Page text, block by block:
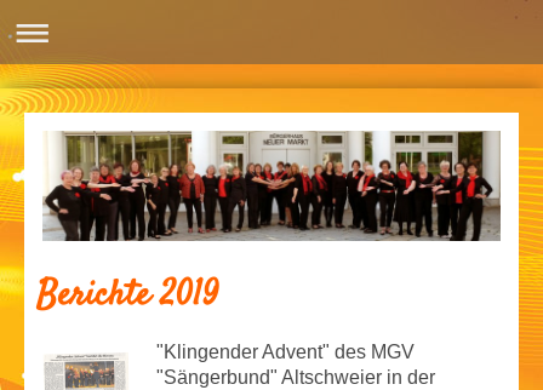
Berichte 2019
"Klingender Advent" des MGV
"Sängerbund" Altschweier in der